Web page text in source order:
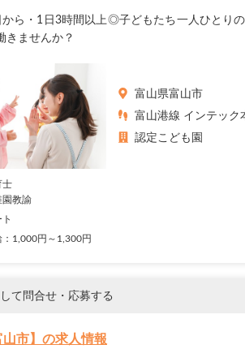
ら・1日3時間以上◎子どもたち一人ひとり
きませんか？
富山県富山市
富山港線 インテック
認定こども園
士
園教諭
：1,000円～1,300円
て問合せ・応募する
山市】の求人情報